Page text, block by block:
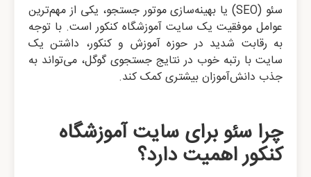
سئو (SEO) یا بهینه‌سازی موتور جستجو، یکی از مهم‌ترین
عوامل موفقیت یک سایت آموزشگاه کنکور است. با توجه
به رقابت شدید در حوزه آموزش و کنکور، داشتن یک
سایت با رتبه خوب در نتایج جستجوی گوگل، می‌تواند به
جذب دانش‌آموزان بیشتری کمک کند.
چرا سئو برای سایت آموزشگاه
کنکور اهمیت دارد؟